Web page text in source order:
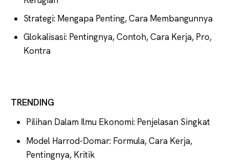
Strategi: Mengapa Penting, Cara Membangunnya
Glokalisasi: Pentingnya, Contoh, Cara Kerja, Pro,
Kontra
TRENDING
Pilihan Dalam Ilmu Ekonomi: Penjelasan Singkat
Model Harrod-Domar: Formula, Cara Kerja,
Pentingnya, Kritik